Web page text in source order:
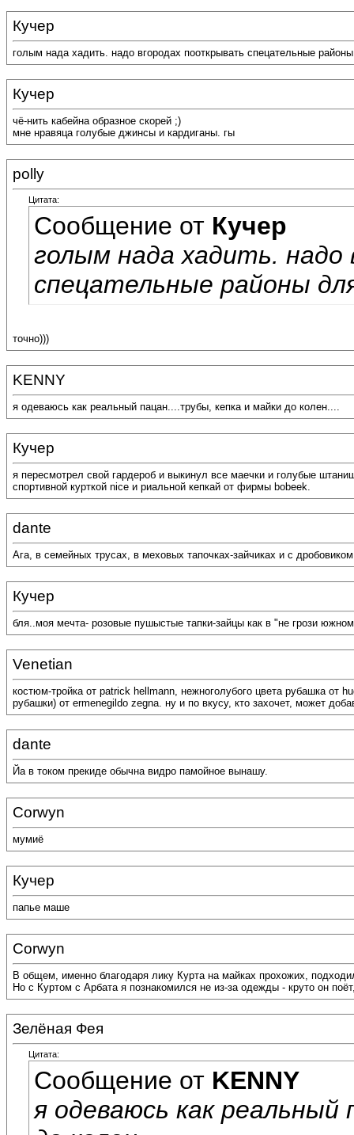
Кучер
голым нада хадить. надо вгородах пооткрывать спецательные
Кучер
чё-нить кабейна образное скорей ;)
мне нравяца голубые джинсы и кардиганы. гы
polly
Цитата:
Сообщение от Кучер
голым нада хадить.
спецательные районы
точно)))
KENNY
я одеваюсь как реальный пацан....трубы, кепка и майки до колен....
Кучер
я пересмотрел свой гардероб и выкинул все маечки и голубые
спортивной курткой nice и риальной кепкай от фирмы bobeek.
dante
Ага, в семейных трусах, в меховых тапочках-зайчиках и с
Кучер
бля..моя мечта- розовые пушыстые тапки-зайцы как в "не грози
Venetian
костюм-тройка от patrick hellmann, нежноголубого цвета рубашка от
рубашки) от ermenegildo zegna. ну и по вкусу, кто захочет, может
dante
Йа в током прекиде обычна видро памойное вынашу.
Corwyn
мумиё
Кучер
папье маше
Corwyn
В общем, именно благодаря лику Курта на майках прохожих,
Но с Куртом с Арбата я познакомился не из-за одежды - круто он
Зелёная Фея
Цитата:
Сообщение от KENNY
я одеваюсь как